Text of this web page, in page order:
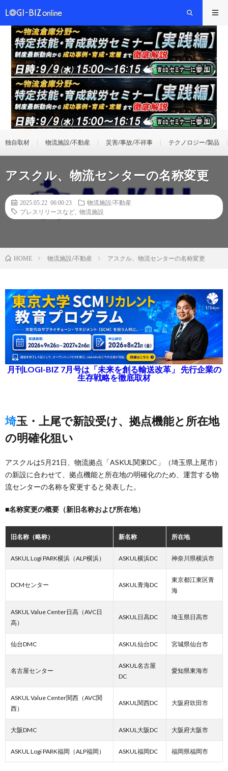
独自取材 物流施設/不動産 災害/事故/不祥事 テクノロジー/製品
アスクル、物流センターの名称変更
2025.05.22 06:00:23
物流施設/不動産
プレスリリースなど
物流施設
HOME 物流施設/不動産 アスクル、物流センターの名称変更
月刊LOGI-BIZ 7月号は「未来を創る輸送改革」 先行企業の
生存戦略を徹底取材
埼玉・上尾で新設受け、拠点機能と所在地
の明確化狙い
アスクルは5月21日、物流拠点「ASKUL関東DC」（埼玉県上尾市）
の新設に合わせて、拠点機能と所在地の明確化のため、運営する物
流センターの名称を変更すると発表した。
■名称変更の概要（新旧名称および所在地）
旧名称（略称） 新名称 所在地
ASKUL Logi PARK横浜（ALP横浜） ASKUL横浜DC 神奈川県横浜市
DCMセンター ASKUL青海DC
東京都江東区青
海
ASKUL Value Center日高（AVC日
高）
ASKUL日高DC 埼玉県日高市
仙台DMC ASKUL仙台DC 宮城県仙台市
名古屋センター
ASKUL名古屋
DC
愛知県東海市
ASKUL Value Center関西（AVC関
西）
ASKUL関西DC 大阪府吹田市
大阪DMC ASKUL大阪DC 大阪府大阪市
ASKUL Logi PARK福岡（ALP福岡） ASKUL福岡DC 福岡県福岡市